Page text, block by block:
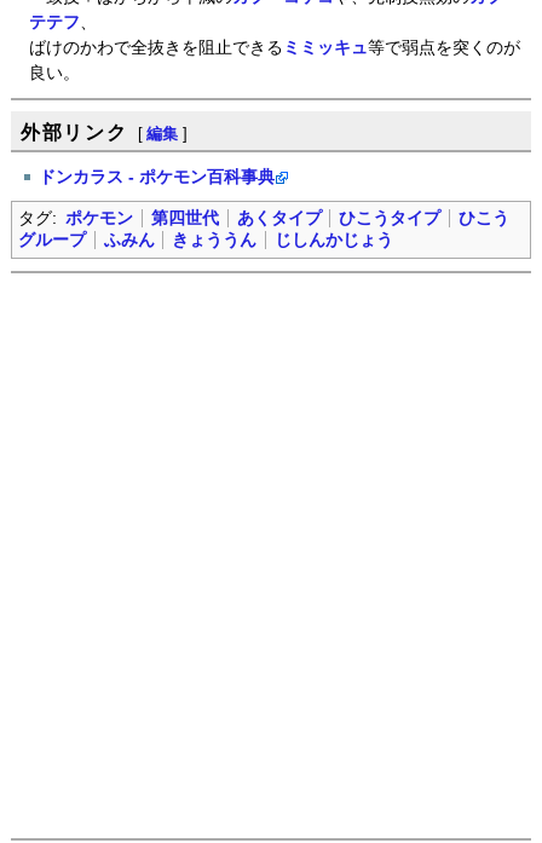
テテフ、
ばけのかわで全抜きを阻止できる ミミッキュ等で弱点を突くのが
良い。
外部リンク [ 編集 ]
ドンカラス - ポケモン百科事典
タグ: ポケモン 第四世代 あくタイプ ひこうタイプ
ひこう
グループ
ふみん きょううん じしんかじょう